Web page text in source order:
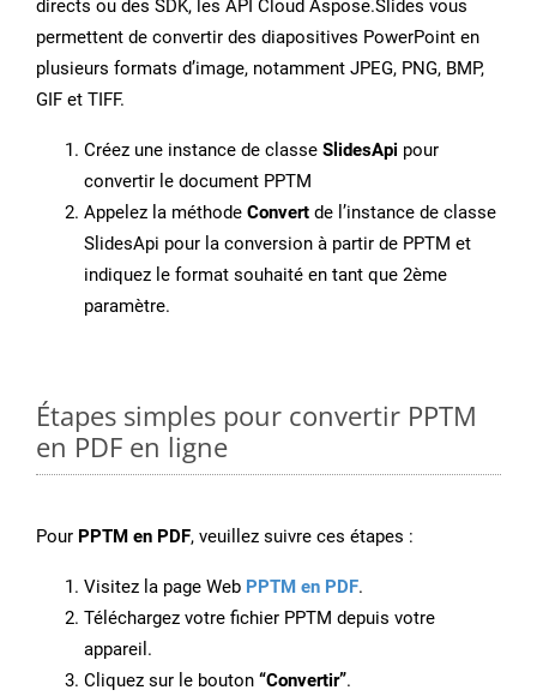
directs ou des SDK, les API Cloud Aspose.Slides vous
permettent de convertir des diapositives PowerPoint en
plusieurs formats d’image, notamment JPEG, PNG, BMP,
GIF et TIFF.
Créez une instance de classe SlidesApi pour
convertir le document PPTM
Appelez la méthode Convert de l’instance de classe
SlidesApi pour la conversion à partir de PPTM et
indiquez le format souhaité en tant que 2ème
paramètre.
Étapes simples pour convertir PPTM
en PDF en ligne
Pour PPTM en PDF, veuillez suivre ces étapes :
Visitez la page Web PPTM en PDF.
Téléchargez votre fichier PPTM depuis votre
appareil.
Cliquez sur le bouton “Convertir”.